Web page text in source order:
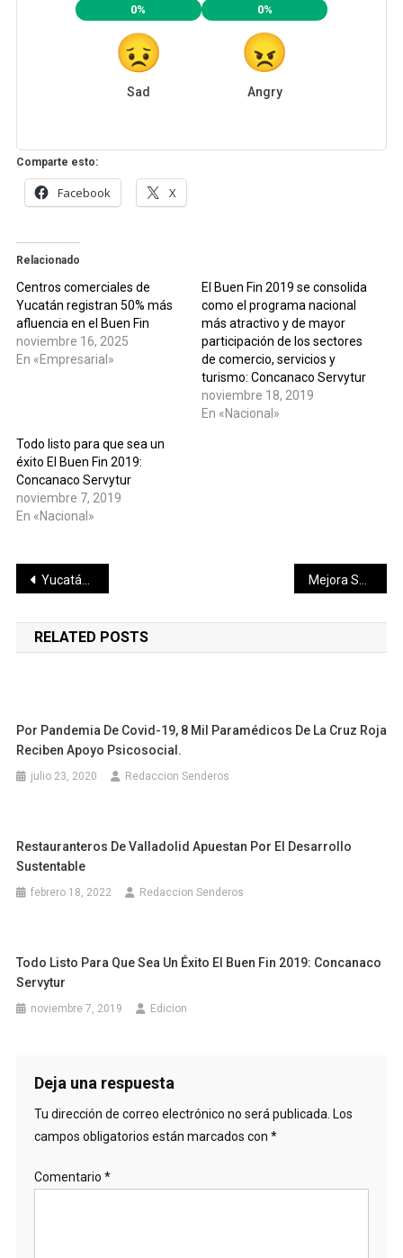
0%
Sad
0%
Angry
Comparte esto:
Facebook X
Relacionado
Centros comerciales de
Yucatán registran 50% más
afluencia en el Buen Fin
noviembre 16, 2025
En «Empresarial»
El Buen Fin 2019 se consolida
como el programa nacional
más atractivo y de mayor
participación de los sectores
de comercio, servicios y
turismo: Concanaco Servytur
noviembre 18, 2019
En «Nacional»
Todo listo para que sea un
éxito El Buen Fin 2019:
Concanaco Servytur
noviembre 7, 2019
En «Nacional»
Navegación
de
entradas
Yucatán alza la mano para recibir torneos regionales de fútbol amateur en 2021
RELATED POSTS
Por Pandemia De Covid-19, 8 Mil Paramédicos De La Cruz Roja
Reciben Apoyo Psicosocial.
julio 23, 2020 Redaccion Senderos
Restauranteros De Valladolid Apuestan Por El Desarrollo
Sustentable
febrero 18, 2022 Redaccion Senderos
Todo Listo Para Que Sea Un Éxito El Buen Fin 2019: Concanaco
Servytur
noviembre 7, 2019 Edicion
Deja una respuesta
Tu dirección de correo electrónico no será publicada. Los
campos obligatorios están marcados con *
Comentario *